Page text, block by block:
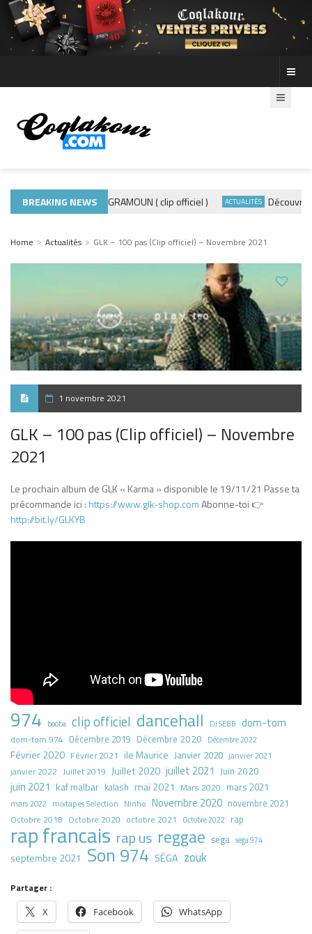
BREAKING NEWS
ACTUALITÉS ADE440 – GRAMOUN ( clip officiel ) ACTUALITÉS Découvre les
Home Actualités GLK – 100 pas (Clip officiel) – Novembre 2021
1 novembre 2021
GLK – 100 pas (Clip officiel) – Novembre
2021
Le prochain album de GLK « Karma » disponible le 19/11/21 Passe ta
précommande ici : https://www.glk-shop.comAbonne-toi 👉
http://bit.ly/GLKYB
974 booba clip officiel dancehall DJ SEBB dom-tom
dom-tom 974 Décembre 2019 Décembre 2020 Décembre 2022
Février 2020 Février 2021 ile Maurice Janvier 2020 janvier 2021
janvier 2022 Juillet 2019 Juillet 2020 juillet 2021 Juin 2020
juin 2021 kaf malbar kalash mai 2021 Mars 2020 mars 2021
mars 2022 mixtapes Selection Ninho Novembre 2020 novembre 2021
Octobre 2018 Octobre 2020 octobre 2021 Octobre 2022 rap
rap francais rap us reggae sega sega 974
septembre 2021 Son 974 SÉGA zouk
Partager :
X Facebook WhatsApp